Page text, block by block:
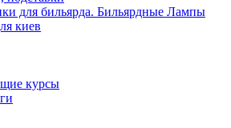
для бильярда. Бильярдные Лампы
киев
курсы